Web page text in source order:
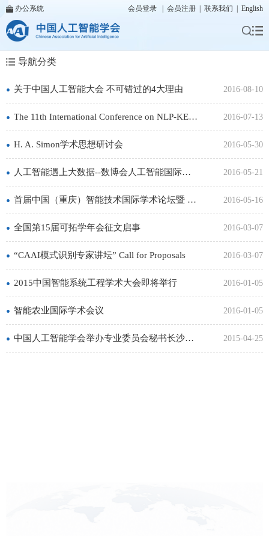
办公系统 会员登录 会员注册 联系我们 English
导航分类
• 关于中国人工智能大会 不可错过的4大理由 2016-08-10
• The 11th International Conference on NLP-KE'16 2016-07-13
• H. A. Simon学术思想研讨会 2016-05-30
• 人工智能遇上大数据--数博会人工智能国际论坛 2016-05-21
• 首届中国（重庆）智能技术国际学术论坛暨 《智能技术学报》（英文刊）创刊发布会邀请函 2016-05-16
• 全国第15届可拓学年会征文启事 2016-03-07
• “CAAI模式识别专家讲坛” Call for Proposals 2016-03-07
• 2015中国智能系统工程学术大会即将举行 2016-01-05
• 智能农业国际学术会议 2016-01-05
• 中国人工智能学会举办专业委员会秘书长沙龙活动 2015-04-25